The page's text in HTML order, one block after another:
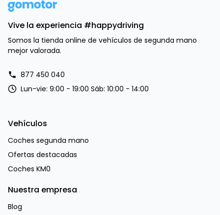
Vive la experiencia #happydriving
Somos la tienda online de vehículos de segunda mano
mejor valorada.
877 450 040
Lun-vie: 9:00 - 19:00 Sáb: 10:00 - 14:00
Vehículos
Coches segunda mano
Ofertas destacadas
Coches KM0
Nuestra empresa
Blog